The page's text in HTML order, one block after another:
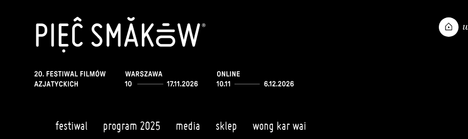
festiwal program 2025 media sklep wong kar wai